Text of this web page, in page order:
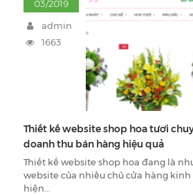
03/2019
admin
1663
Thiết kế website shop hoa tươi
doanh thu bán hàng hiệu quả
Thiết kế website shop hoa đang là
website của nhiều chủ cửa hàng
hiện...